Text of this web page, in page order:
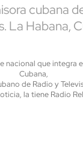
cubana
La Habana,
nacional que integra
Cubana,
de Radio y
la tiene Radio